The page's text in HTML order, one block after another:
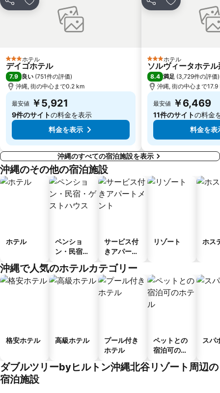
シェア お気に入りに追加
3 ホテルのランク
ホテル
デイゴホテル
7.9 良い (751件の評価)
沖縄, 街の中心まで0.2 km
最安値 ￥5,921
9件のサイトの料金を表示
料金を表示
シェア お気に入りに
3 ホテルのランク
ホテル
ソルヴィータホテ
8.4 満足 (3,729件の評価)
沖縄, 街の中心まで17.9
最安値 ￥6,469
11件のサイトの料金
料金を表
沖縄のすべての宿泊施設を表示
沖縄のその他の宿泊施設
ホテル
ペンショ
ン・民宿・
ス
サービス付
きアパート
リゾート ホス
沖縄で人気のホテルカテゴリー
格安ホテル 高級ホテル
プール付き
ホテル
ペットとの
宿泊可のホ
スパ
ダブルツリーbyヒルトン沖縄北谷リゾート周辺の
宿泊施設